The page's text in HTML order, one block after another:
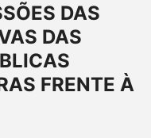
DAS
DAS
FRENTE À